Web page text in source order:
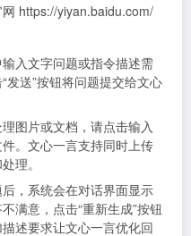
网 https://yiyan.baidu.com/
入文字问题或指令描述需
发送”按钮将问题提交给文心
图片或文档，请点击输入
。文心一言支持同时上传
理。
，系统会在对话界面显示
满意，点击“重新生成”按钮
述要求让文心一言优化回